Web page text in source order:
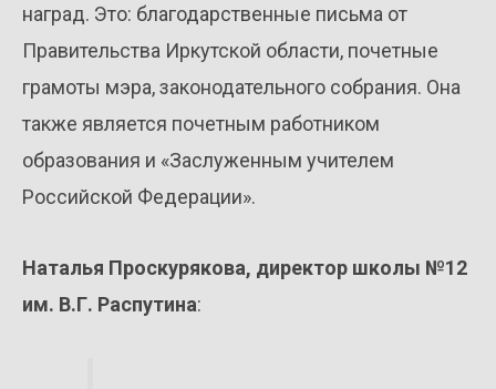
наград. Это: благодарственные письма от
Правительства Иркутской области, почетные
грамоты мэра, законодательного собрания. Она
также является почетным работником
образования и «Заслуженным учителем
Российской Федерации».
Наталья Проскурякова, директор школы №12
им. В.Г. Распутина: